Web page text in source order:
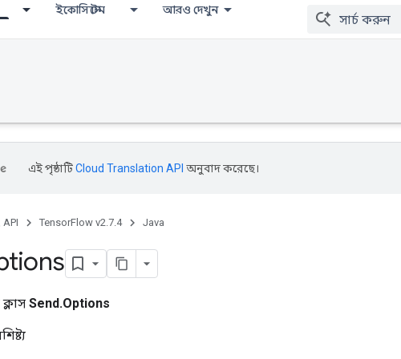
ইকোসিস্টেম আরও দেখুন
এই পৃষ্ঠাটিCloud Translation API অনুবাদ করেছে।
API TensorFlow v2.7.4 Java
Send.Options